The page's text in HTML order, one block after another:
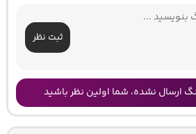
ثبت نظر
ارسال نشده، شما اولین نظر باشید